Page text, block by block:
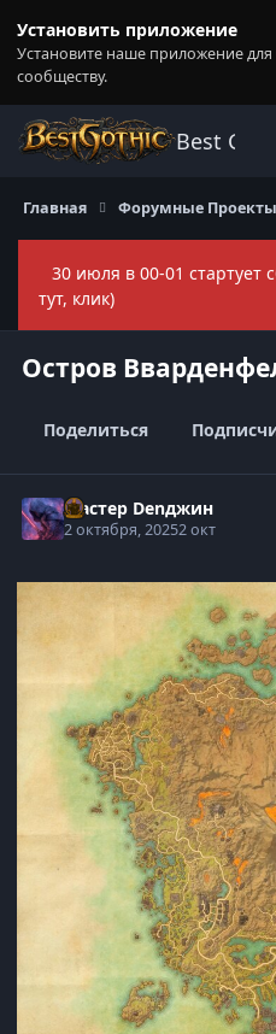
Установить приложение
Установите наше приложение для
сообществу.
Best
Главная Форумные Проекты
30 июля в 00-01 стартует
тут, клик)
Остров
Поделиться
Мастер Denджин
2 октября, 20252 окт